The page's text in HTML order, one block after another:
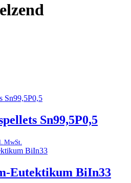
Sn99,5P0,5
€
€
MwSt.
Eutektikum BiIn33